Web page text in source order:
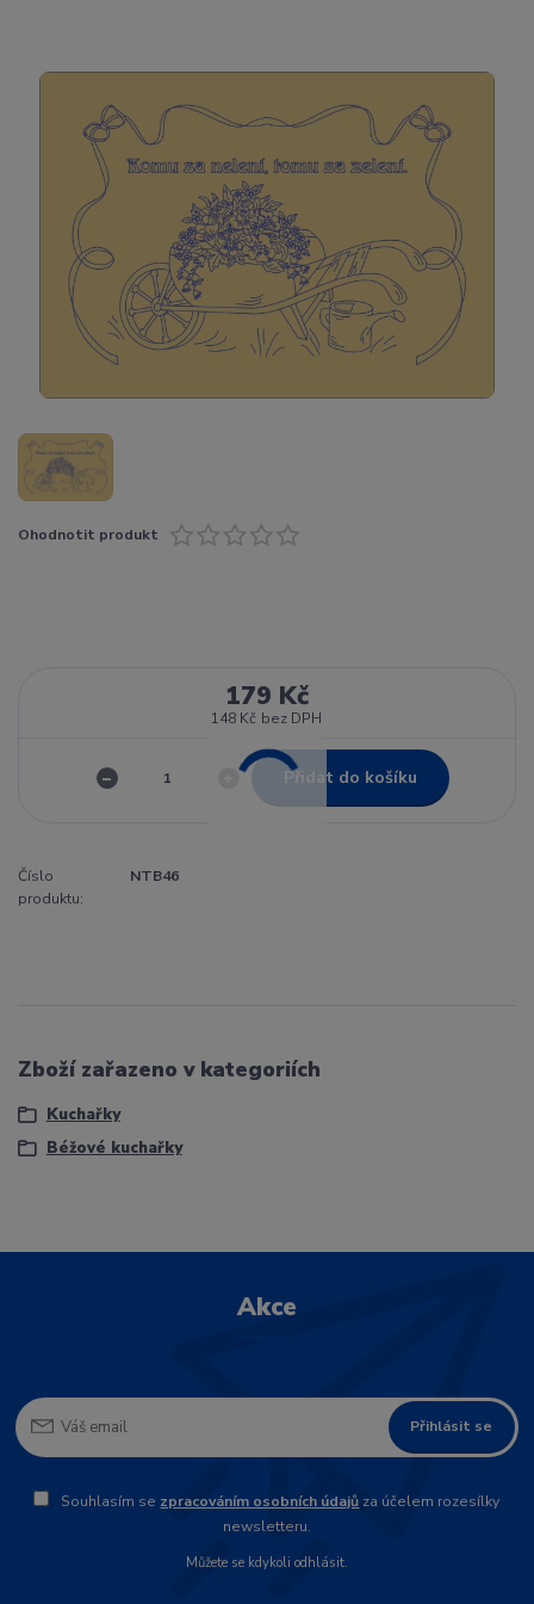
Ohodnotit produkt
179 Kč
148 Kč bez DPH
Přidat do košíku
Číslo
produktu:
NTB46
Zboží zařazeno v kategoriích
Kuchařky
Béžové kuchařky
Akce
Přihlásit se
Souhlasím se zpracováním osobních údajů za účelem rozesílky
newsletteru.
Můžete se kdykoli odhlásit.